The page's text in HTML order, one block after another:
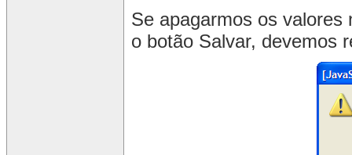
Se apagarmos os
o botão Salvar, devemos